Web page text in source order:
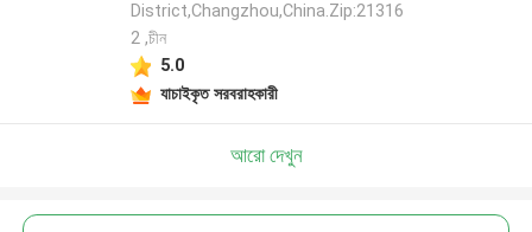
District,Changzhou,China.Zip:21316
2 ,চীন
5.0
যাচাইকৃত সরবরাহকারী
আরো দেখুন